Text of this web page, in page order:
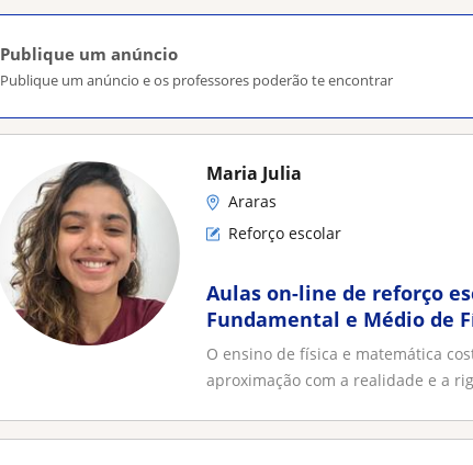
Publique um anúncio
Publique um anúncio e os professores poderão te encontrar
Maria Julia
Araras
Reforço escolar
Aulas on-line de reforço
Fundamental e Médio de
O ensino de física e matemática
aproximação com a realidade e a